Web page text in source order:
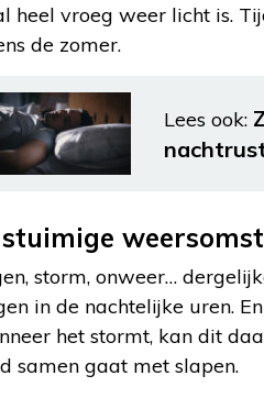
heel vroeg weer licht is.
de zomer.
Lees ook:
storm, onweer…
in de nachtelijke uren.
het stormt, kan dit
samen gaat met slapen.